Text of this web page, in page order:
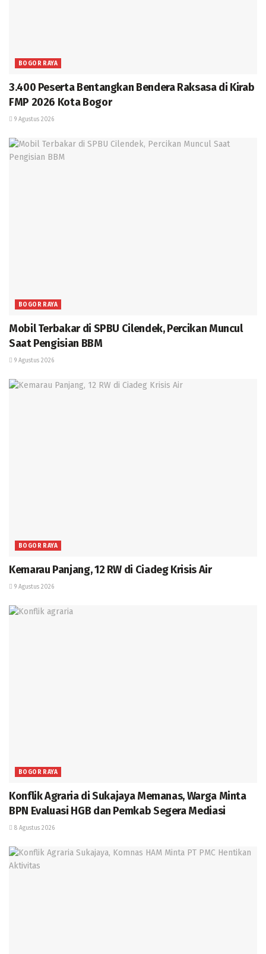
BOGOR RAYA
3.400 Peserta Bentangkan Bendera Raksasa di Kirab
FMP 2026 Kota Bogor
9 Agustus 2026
BOGOR RAYA
Mobil Terbakar di SPBU Cilendek, Percikan Muncul
Saat Pengisian BBM
9 Agustus 2026
BOGOR RAYA
Kemarau Panjang, 12 RW di Ciadeg Krisis Air
9 Agustus 2026
BOGOR RAYA
Konflik Agraria di Sukajaya Memanas, Warga Minta
BPN Evaluasi HGB dan Pemkab Segera Mediasi
8 Agustus 2026